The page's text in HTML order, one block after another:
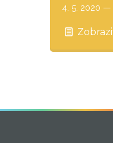
4. 5. 2020 —